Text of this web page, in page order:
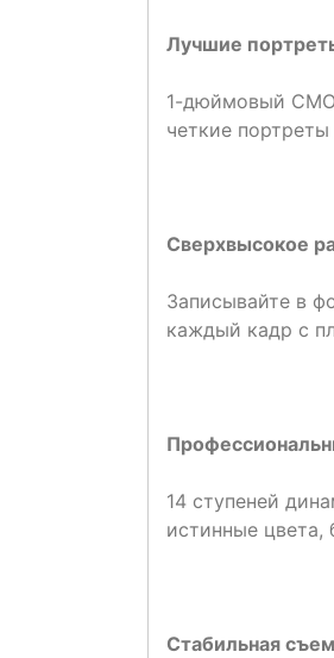
Лучшие
1-дюймовый
четкие
Сверхвысокое
Записывайте в
каждый кадр с
14 ступеней
истинные цвета,
Стабильная